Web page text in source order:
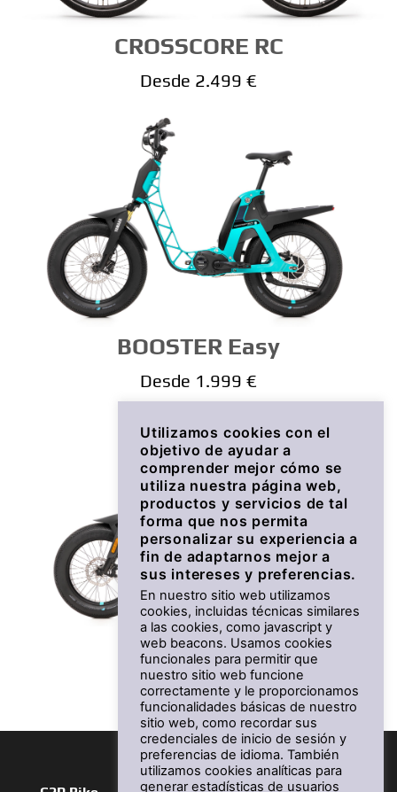
CROSSCORE RC
Desde 2.499 €
BOOSTER Easy
Desde 1.999 €
BOOSTER
Desde 2.399 €
Utilizamos cookies con el
objetivo de ayudar a
comprender mejor cómo se
utiliza nuestra página web,
productos y servicios de tal
forma que nos permita
personalizar su experiencia a
fin de adaptarnos mejor a
sus intereses y preferencias.
En nuestro sitio web utilizamos
cookies, incluidas técnicas similares
a las cookies, como javascript y
web beacons. Usamos cookies
funcionales para permitir que
nuestro sitio web funcione
correctamente y le proporcionamos
funcionalidades básicas de nuestro
sitio web, como recordar sus
credenciales de inicio de sesión y
preferencias de idioma. También
utilizamos cookies analíticas para
generar estadísticas de usuarios